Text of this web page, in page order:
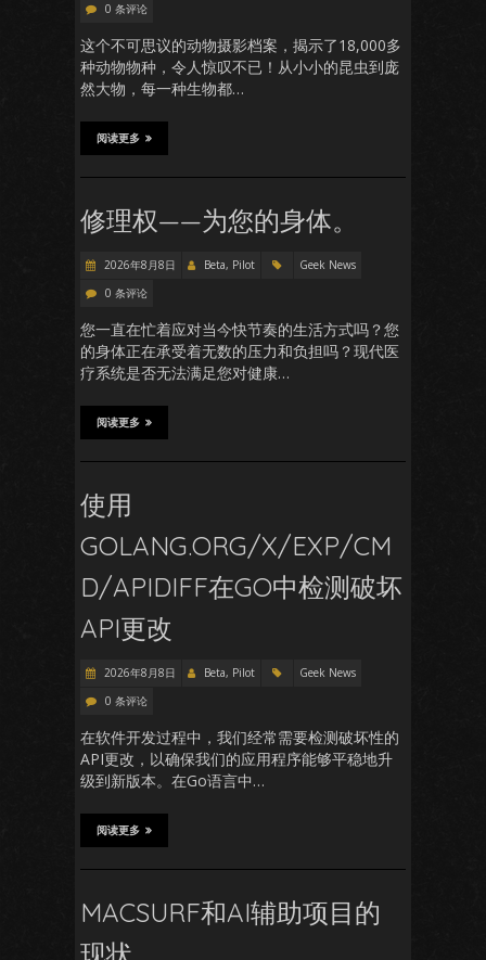
0 条评论
这个不可思议的动物摄影档案，揭示了18,000多
种动物物种，令人惊叹不已！从小小的昆虫到庞
然大物，每一种生物都…
阅读更多
修理权——为您的身体。
2026年8月8日 Beta, Pilot
Geek News
0 条评论
您一直在忙着应对当今快节奏的生活方式吗？您
的身体正在承受着无数的压力和负担吗？现代医
疗系统是否无法满足您对健康…
阅读更多
使用
GOLANG.ORG/X/EXP/CM
D/APIDIFF在GO中检测破坏
API更改
2026年8月8日 Beta, Pilot
Geek News
0 条评论
在软件开发过程中，我们经常需要检测破坏性的
API更改，以确保我们的应用程序能够平稳地升
级到新版本。在Go语言中…
阅读更多
MACSURF和AI辅助项目的
现状